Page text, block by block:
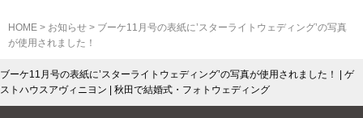
ブーケ11月号の表紙に’スターライトウェディング’の写真が使用されました！ | ゲ
ストハウスアヴィニヨン | 秋田で結婚式・フォトウェディング
HOME > お知らせ > ブーケ11月号の表紙に’スターライトウェディング’の写真
が使用されました！